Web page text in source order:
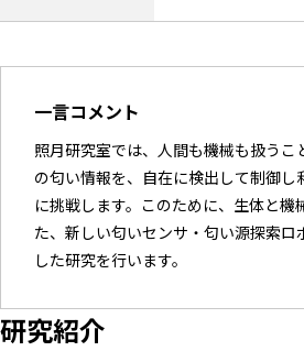
一言コメント
照月研究室では、人間も機械も扱うこ
の匂い情報を、自在に検出して制御し
に挑戦します。このために、生体と機
た、新しい匂いセンサ・匂い源探索ロ
した研究を行います。
研究紹介